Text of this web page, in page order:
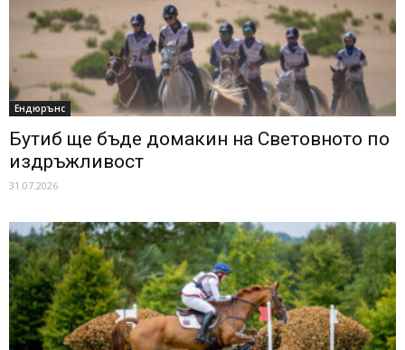
Ендюрънс
Бутиб ще бъде домакин на Световното по
издръжливост
31.07.2026